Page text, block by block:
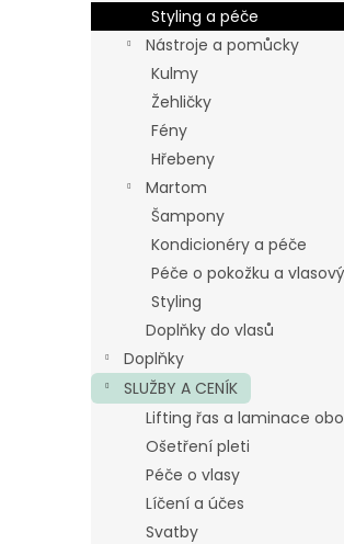
Styling a péče
Nástroje a pomůcky
Kulmy
Žehličky
Fény
Hřebeny
Martom
Šampony
Kondicionéry a péče
Péče o pokožku a
Styling
Doplňky do vlasů
Doplňky
SLUŽBY A CENÍK
Lifting řas a laminace
Ošetření pleti
Péče o vlasy
Líčení a účes
Svatby